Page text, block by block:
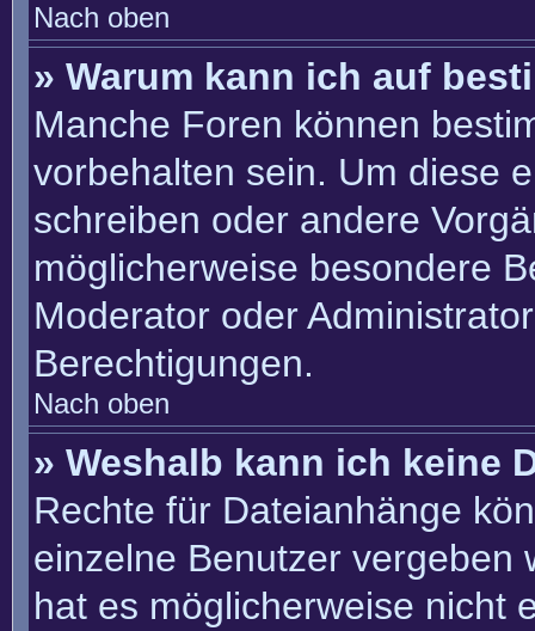
Nach oben
» Warum kann ich auf
Manche Foren können
vorbehalten sein. Um diese
schreiben oder andere
möglicherweise besondere
Moderator oder
Berechtigungen.
Nach oben
» Weshalb kann ich keine
Rechte für Dateianhänge
einzelne Benutzer vergeben
hat es möglicherweise nicht